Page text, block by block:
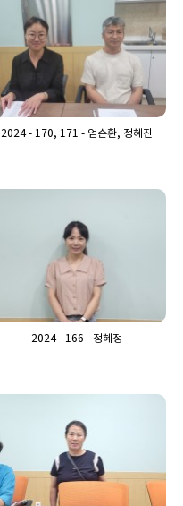
2024 - 170, 171 - 엄슨환, 정혜진
2024 - 166 - 정혜정